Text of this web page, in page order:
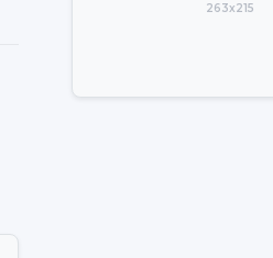
263x215